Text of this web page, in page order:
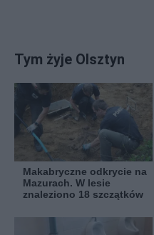
Tym żyje Olsztyn
Makabryczne odkrycie na
Mazurach. W lesie
znaleziono 18 szczątków